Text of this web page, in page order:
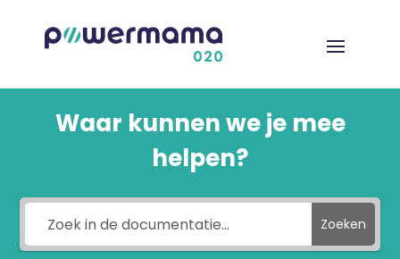
Waar kunnen we je mee
helpen?
Zoeken